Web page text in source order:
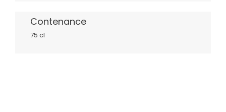
Contenance
75 cl